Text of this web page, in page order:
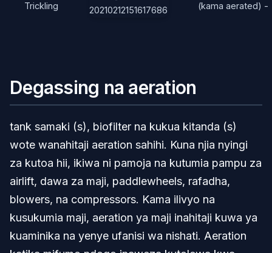
Trickling
(kama aerated) -
Degassing na aeration
tank samaki (s), biofilter na kukua kitanda (s)
wote wanahitaji aeration sahihi. Kuna njia nyingi
za kutoa hii, ikiwa ni pamoja na kutumia pampu za
airlift, dawa za maji, paddlewheels, rafadha,
blowers, na compressors. Kama ilivyo na
kusukumia maji, aeration ya maji inahitaji kuwa ya
kuaminika na yenye ufanisi wa nishati. Aeration